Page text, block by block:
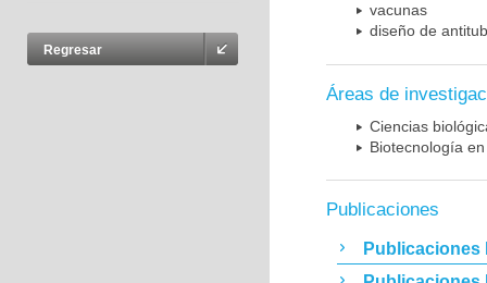
Regresar
vacunas
diseño de
Áreas de
Ciencias
Biotecnología
Publicaciones
Publicaciones